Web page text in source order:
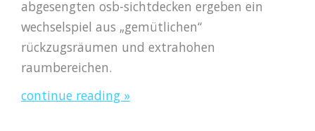
abgesengten osb-sichtdecken ergeben ein
wechselspiel aus „gemütlichen“
rückzugsräumen und extrahohen
raumbereichen.
continue reading »